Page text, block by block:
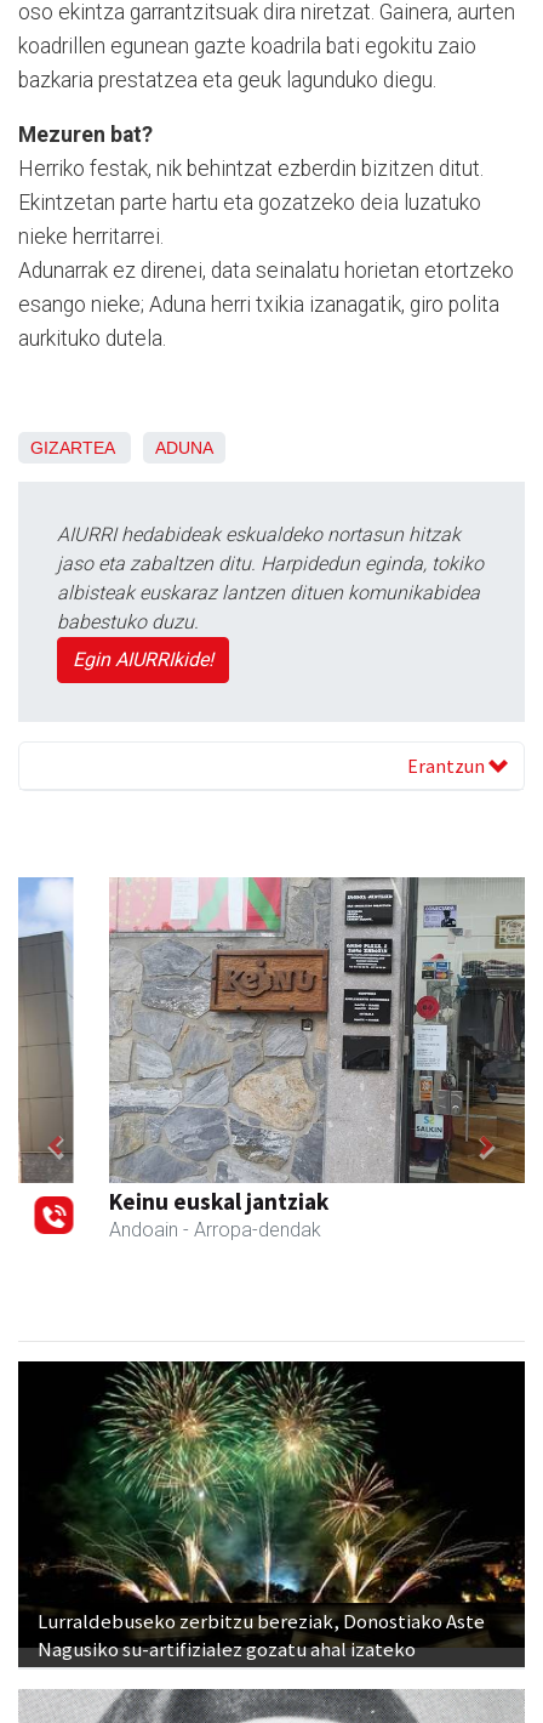
oso ekintza garrantzitsuak dira niretzat. Gainera, aurten
koadrillen egunean gazte koadrila bati egokitu zaio
bazkaria prestatzea eta geuk lagunduko diegu.
Mezuren bat?
Herriko festak, nik behintzat ezberdin bizitzen ditut.
Ekintzetan parte hartu eta gozatzeko deia luzatuko
nieke herritarrei.
Adunarrak ez direnei, data seinalatu horietan etortzeko
esango nieke; Aduna herri txikia izanagatik, giro polita
aurkituko dutela.
GIZARTEA ADUNA
AIURRI hedabideak eskualdeko nortasun hitzak
jaso eta zabaltzen ditu. Harpidedun eginda, tokiko
albisteak euskaraz lantzen dituen komunikabidea
babestuko duzu.
Egin AIURRIkide!
Erantzun
Keinu euskal jantziak
Andoain - Arropa-dendak
Previous Next
Lurraldebuseko zerbitzu bereziak, Donostiako Aste
Nagusiko su-artifizialez gozatu ahal izateko